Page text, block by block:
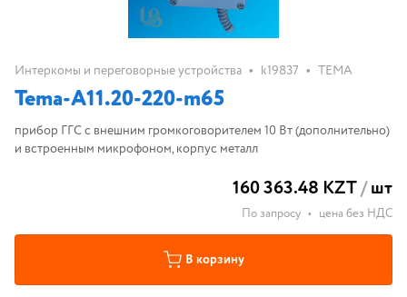
Интеркомы и переговорные устройства • k19837 • ТЕМА
Tema-A11.20-220-m65
прибор ГГС с внешним громкоговорителем 10 Вт (дополнительно)
и встроенным микрофоном, корпус металл
160 363.48 KZT/шт
По запросу • цена без НДС
В корзину